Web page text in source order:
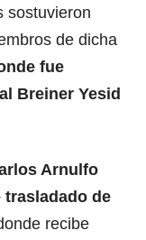
sostuvieron
de dicha
fue
Breiner Yesid
Arnulfo
trasladado de
recibe